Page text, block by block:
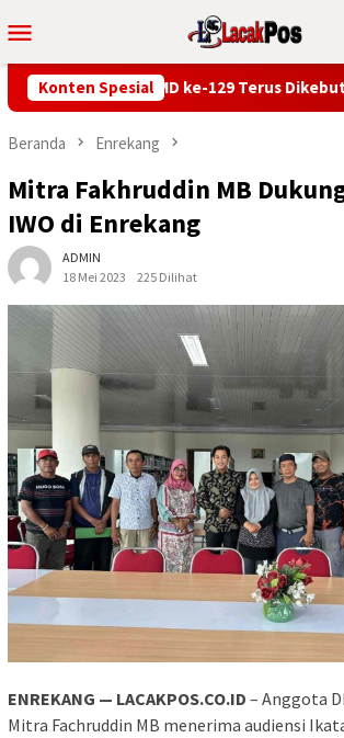
ke
Mobile
Konten Spesial
RTLH TMMD ke-129 Terus Dikebut di Agam
Beranda Enrekang
Mitra Fakhruddin MB
IWO di Enrekang
ADMIN
18 Mei 2023
225 Dilihat
ENREKANG — LACAKPOS.CO.ID – Anggota
Mitra Fachruddin MB menerima audiensi